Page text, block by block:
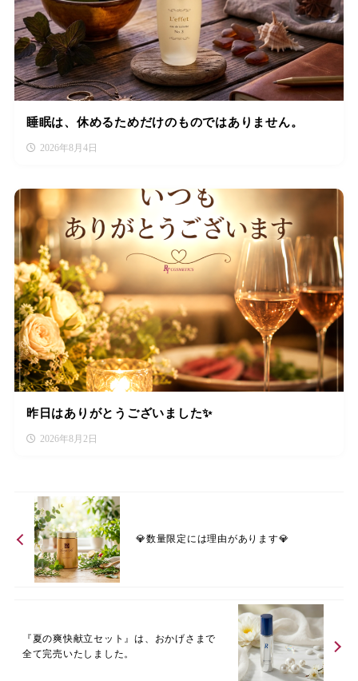
睡眠は、休めるためだけのものではありません。
2026年8月4日
昨日はありがとうございました✨
2026年8月2日
💎数量限定には理由があります💎
『夏の爽快献立セット』は、おかげさまで
全て完売いたしました。